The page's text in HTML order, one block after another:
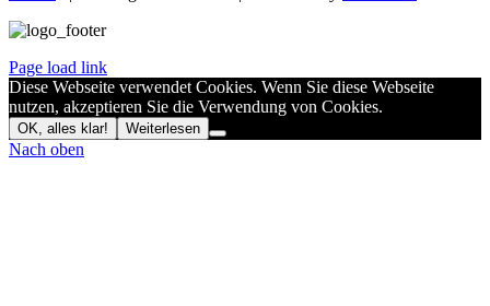
Page load link
Diese Webseite verwendet Cookies. Wenn Sie diese Webseite
nutzen, akzeptieren Sie die Verwendung von Cookies.
OK, alles klar! Weiterlesen
Nach oben